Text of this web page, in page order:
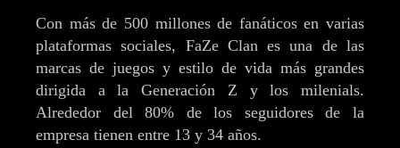
Con más de 500 millones de fanáticos en varias
plataformas sociales, FaZe Clan es una de las
marcas de juegos y estilo de vida más grandes
dirigida a la Generación Z y los milenials.
Alrededor del 80% de los seguidores de la
empresa tienen entre 13 y 34 años.